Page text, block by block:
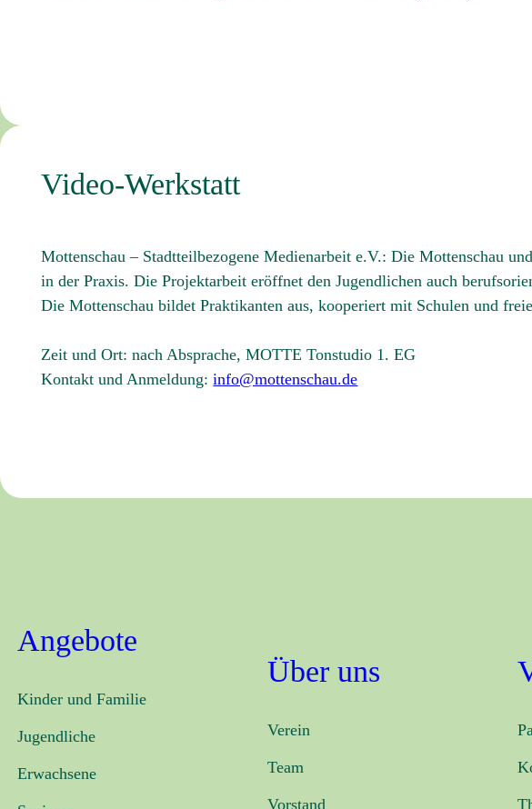
Video-Werkstatt
Mottenschau – Stadtteilbezogene Medienarbeit e.V.: Die Mottenschau
in der Praxis. Die Projektarbeit eröffnet den Jugendlichen auch
Die Mottenschau bildet Praktikanten aus, kooperiert mit Schulen und
Zeit und Ort: nach Absprache, MOTTE Tonstudio 1. EG
Kontakt und Anmeldung:info@mottenschau.de
Angebote
Kinder und Familie
Jugendliche
Erwachsene
Über uns
Verein
Team
Vorstand